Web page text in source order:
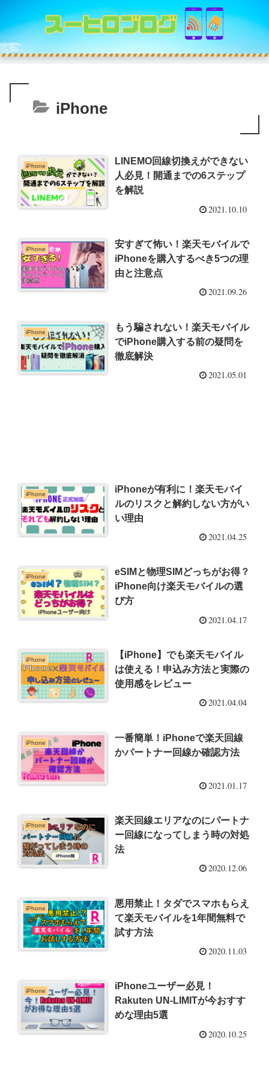
iPhone
iPhone
LINEMO回線切換えができない
人必見！開通までの6ステップ
を解説
2021.10.10
iPhone
安すぎて怖い！楽天モバイルで
iPhoneを購入するべき5つの理
由と注意点
2021.09.26
iPhone
もう騙されない！楽天モバイル
でiPhone購入する前の疑問を
徹底解決
2021.05.01
iPhone
iPhoneが有利に！楽天モバイ
ルのリスクと解約しない方がい
い理由
2021.04.25
iPhone
eSIMと物理SIMどっちがお得？
iPhone向け楽天モバイルの選
び方
2021.04.17
iPhone
【iPhone】でも楽天モバイル
は使える！申込み方法と実際の
使用感をレビュー
2021.04.04
iPhone
一番簡単！iPhoneで楽天回線
かパートナー回線か確認方法
2021.01.17
iPhone
楽天回線エリアなのにパートナ
ー回線になってしまう時の対処
法
2020.12.06
iPhone
悪用禁止！タダでスマホもらえ
て楽天モバイルを1年間無料で
試す方法
2020.11.03
iPhone
iPhoneユーザー必見！
Rakuten UN-LIMITが今おすす
めな理由5選
2020.10.25